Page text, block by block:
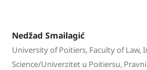
Nedžad Smailagić
University of Poitiers, Faculty of Law,
Science/Univerzitet u Poitiersu,